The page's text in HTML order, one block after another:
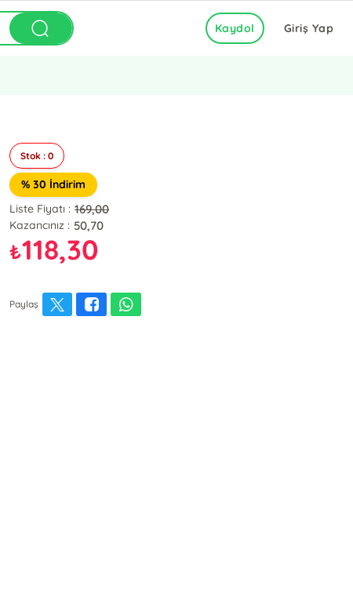
Giriş Yap
Kaydol
Stok : 0
% 30 İndirim
Liste Fiyatı : 169,00
Kazancınız : 50,70
₺118,30
Paylaş